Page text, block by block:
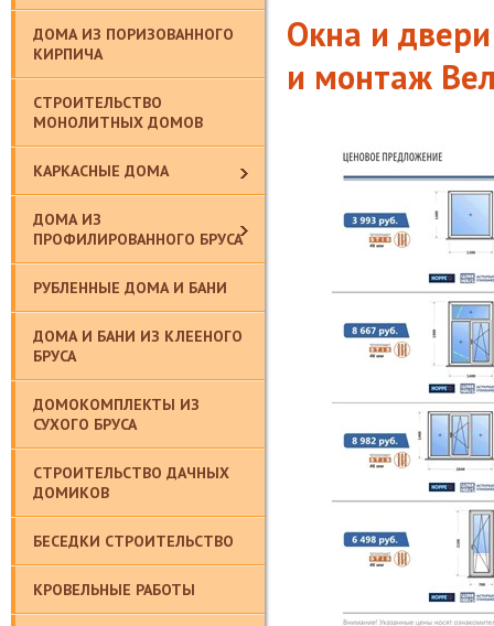
ДОМА ИЗ ПОРИЗОВАННОГО
КИРПИЧА
СТРОИТЕЛЬСТВО
МОНОЛИТНЫХ ДОМОВ
КАРКАСНЫЕ ДОМА
ДОМА ИЗ
ПРОФИЛИРОВАННОГО БРУСА
РУБЛЕННЫЕ ДОМА И БАНИ
ДОМА И БАНИ ИЗ КЛЕЕНОГО
БРУСА
ДОМОКОМПЛЕКТЫ ИЗ
СУХОГО БРУСА
СТРОИТЕЛЬСТВО ДАЧНЫХ
ДОМИКОВ
БЕСЕДКИ СТРОИТЕЛЬСТВО
КРОВЕЛЬНЫЕ РАБОТЫ
Окна и двери
и монтаж